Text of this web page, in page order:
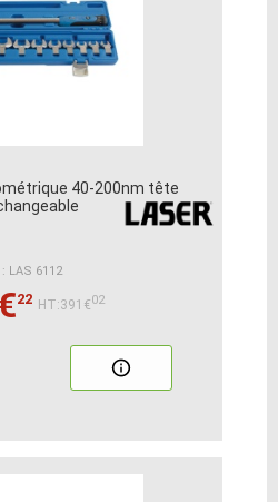
40-200nm tête
: LAS 6112
22 HT:391€02